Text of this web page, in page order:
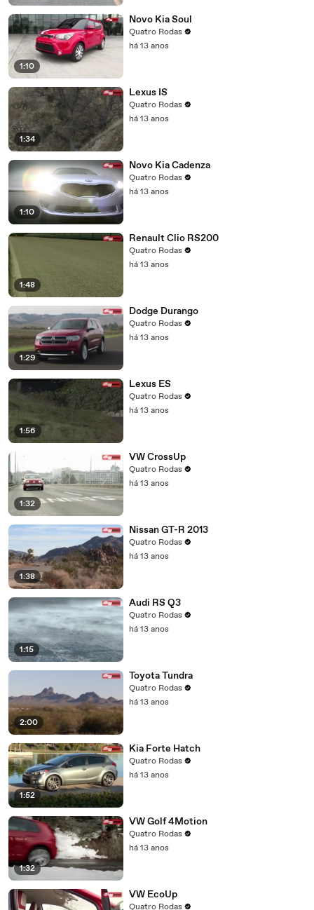
1:10
Novo Kia Soul
Quatro Rodas
há 13 anos
1:34
Lexus IS
Quatro Rodas
há 13 anos
1:10
Novo Kia Cadenza
Quatro Rodas
há 13 anos
1:48
Renault Clio RS200
Quatro Rodas
há 13 anos
1:29
Dodge Durango
Quatro Rodas
há 13 anos
1:56
Lexus ES
Quatro Rodas
há 13 anos
1:32
VW CrossUp
Quatro Rodas
há 13 anos
1:38
Nissan GT-R 2013
Quatro Rodas
há 13 anos
1:15
Audi RS Q3
Quatro Rodas
há 13 anos
2:00
Toyota Tundra
Quatro Rodas
há 13 anos
1:52
Kia Forte Hatch
Quatro Rodas
há 13 anos
1:32
VW Golf 4Motion
Quatro Rodas
há 13 anos
VW EcoUp
Quatro Rodas